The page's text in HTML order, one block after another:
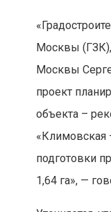
Москвы
Москвы
проект
объекта –
«Климовская
подготовки
1,64 га», —